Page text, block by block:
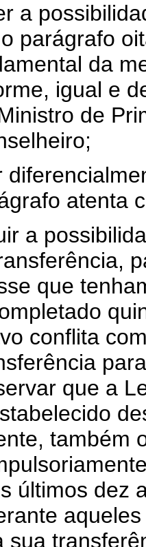
parágrafo
da
igual e
de
atenta
que
conflita
que a
também
últimos dez
sua